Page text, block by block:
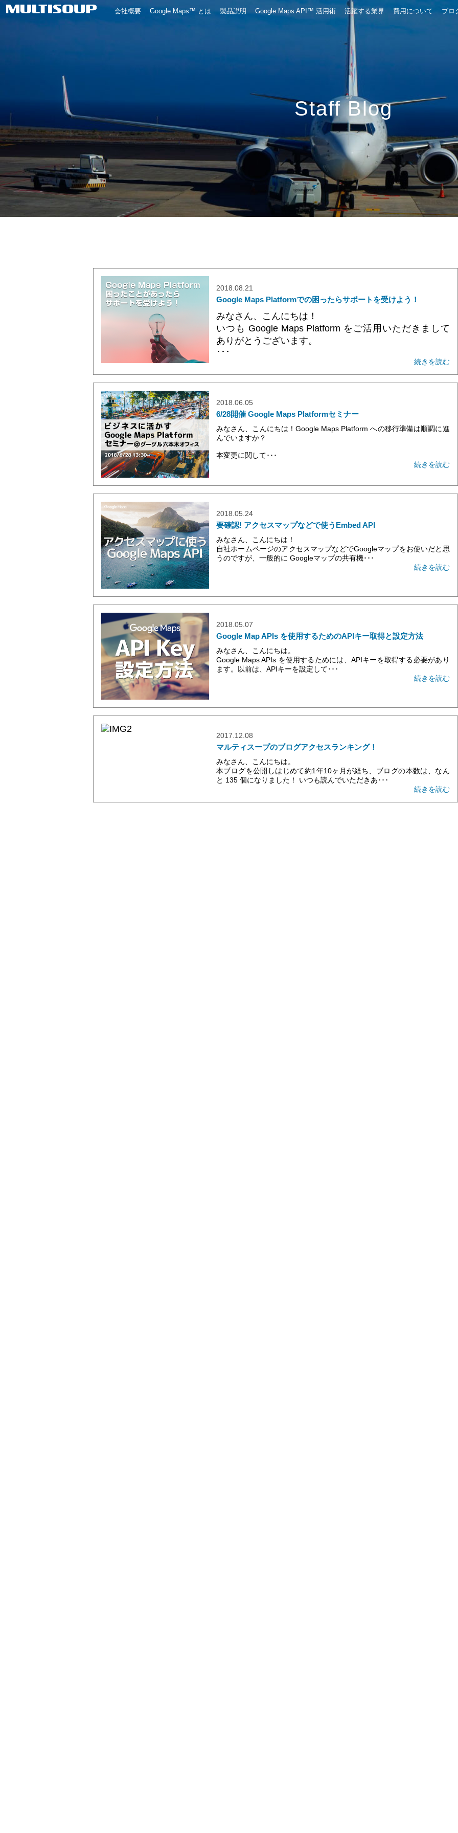
Staff Blog
会社概要 Google Maps™ とは 製品説明 Google Maps API™ 活用術 活躍する業界 費用について ブロ
2018.08.21
Google Maps Platformでの困ったらサポートを受けよう！
みなさん、こんにちは！
いつも Google Maps Platform をご活用いただきまして
ありがとうございます。
･･･
続きを読む
2018.06.05
6/28開催 Google Maps Platformセミナー
みなさん、こんにちは！Google Maps Platform への移行準備は順調に進
んでいますか？
本変更に関して･･･
続きを読む
2018.05.24
要確認! アクセスマップなどで使うEmbed API
みなさん、こんにちは！
自社ホームページのアクセスマップなどでGoogleマップをお使いだと思
うのですが、一般的に Googleマップの共有機･･･
続きを読む
2018.05.07
Google Map APIs を使用するためのAPIキー取得と設定方法
みなさん、こんにちは。
Google Maps APIs を使用するためには、APIキーを取得する必要があり
ます。以前は、APIキーを設定して･･･
続きを読む
2017.12.08
マルティスープのブログアクセスランキング！
みなさん、こんにちは。
本ブログを公開しはじめて約1年10ヶ月が経ち、ブログの本数は、なん
と 135 個になりました！ いつも読んでいただきあ･･･
続きを読む